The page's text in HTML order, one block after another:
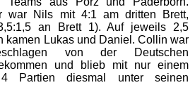
war Nils mit 4:1 am dritten Brett,
an Brett 1). Auf jeweils 2,5
kamen Lukas und Daniel. Collin war
von der Deutschen
und blieb mit nur einem
Partien diesmal unter seinen